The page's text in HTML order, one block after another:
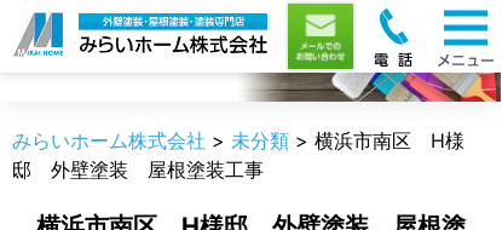
職人のうんちく
みらいホーム株式会社 > 未分類 > 横浜市南区 H様
邸 外壁塗装 屋根塗装工事